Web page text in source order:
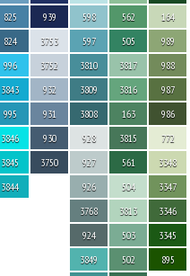
825
824
996
3843
995
3846
3845
3844
939
3753
3752
932
931
930
3750
598
597
3810
3809
3808
928
927
926
3768
924
3849
562
505
3817
3816
163
3815
561
504
3813
503
502
164
989
988
987
986
772
3348
3347
3346
3345
895